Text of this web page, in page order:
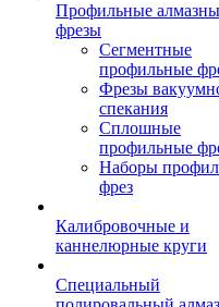
Профильные
фрезы
Сегментные
профильные
Фрезы
спекания
Сплошные
профильные
Наборы
фрез
Калибровочные и
каннелюрные круги
Специальный